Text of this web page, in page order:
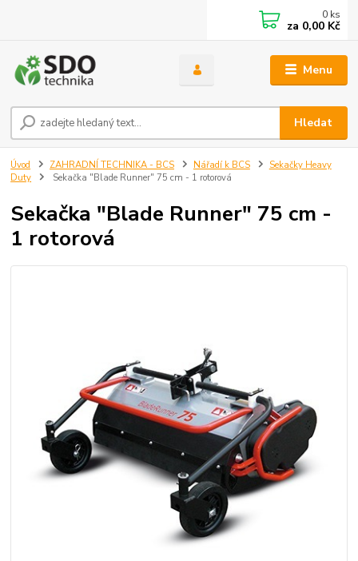
Menu
Hledat
0 ks
za 0,00 Kč
Úvod ZAHRADNÍ TECHNIKA - BCS Nářadí k BCS
Sekačky Heavy
Duty
Sekačka "Blade Runner" 75 cm - 1 rotorová
Sekačka "Blade Runner" 75 cm -
1 rotorová